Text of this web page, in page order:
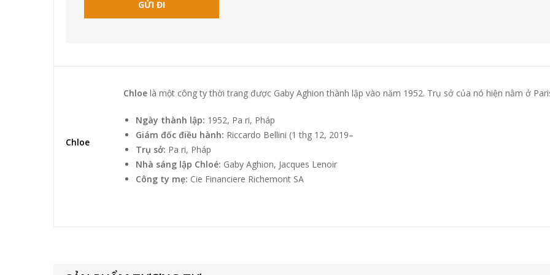
Chloe
Chloe là một công ty thời trang được Gaby Aghion thành lập vào năm 1952. Trụ sở của nó hiện nằm ở
Ngày thành lập: 1952, Pa ri, Pháp
Giám đốc điều hành: Riccardo Bellini (1 thg 12, 2019–
Trụ sở: Pa ri, Pháp
Nhà sáng lập Chloé: Gaby Aghion, Jacques Lenoir
Công ty mẹ: Cie Financiere Richemont SA